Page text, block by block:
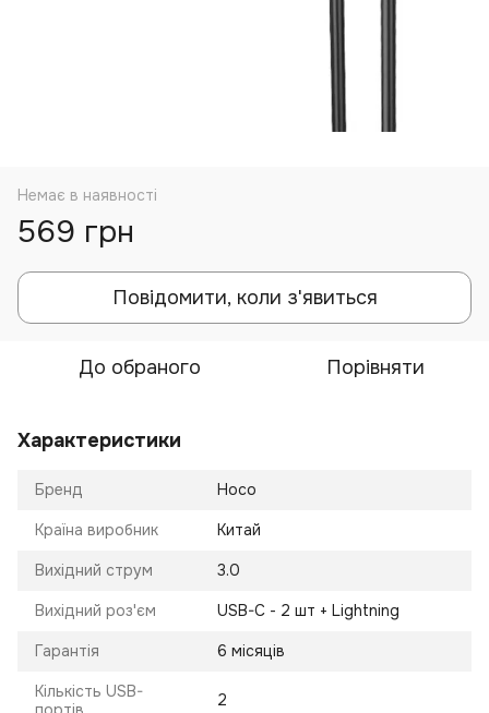
Немає в наявності
569 грн
Повідомити, коли з'явиться
До обраного Порівняти
Характеристики
Бренд Hoco
Країна виробник Китай
Вихідний струм 3.0
Вихідний роз'єм USB-C - 2 шт + Lightning
Гарантія 6 місяців
Кількість USB-
2